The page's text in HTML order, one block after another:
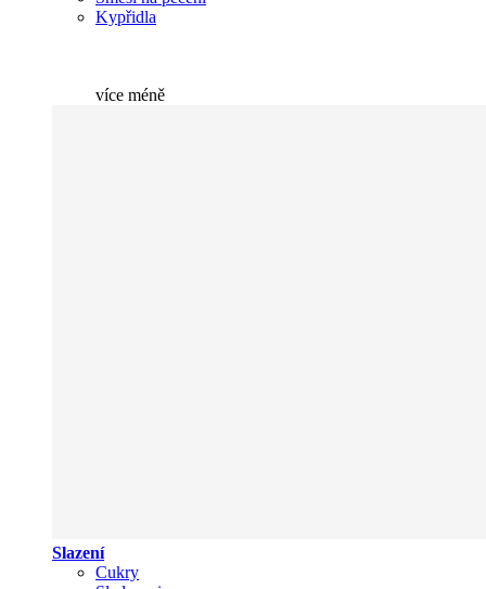
Kypřidla
více méně
Slazení
Cukry